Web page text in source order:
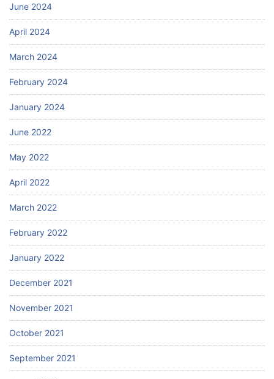
June 2024
April 2024
March 2024
February 2024
January 2024
June 2022
May 2022
April 2022
March 2022
February 2022
January 2022
December 2021
November 2021
October 2021
September 2021